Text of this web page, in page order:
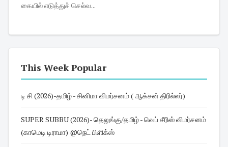
கையில் எடுத்துச் செல்வ...
This Week Popular
டி சி (2026)-தமிழ் - சினிமா விமர்சனம் ( ஆக்சன் திரில்லர்)
SUPER SUBBU (2026)- தெலுங்கு/தமிழ் - வெப் சீரிஸ் விமர்சனம்
(காமெடி டிராமா) @நெட் பிளிக்ஸ்